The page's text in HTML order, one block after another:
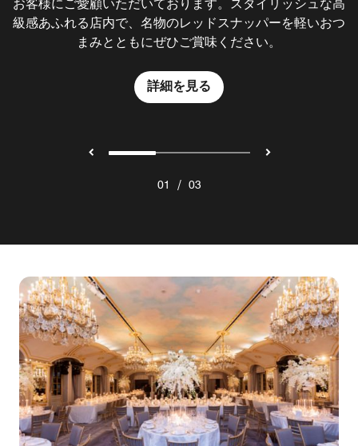
お客様にご愛顧いただいております。スタイリッシュな高
級感あふれる店内で、名物のレッドスナッパーを軽いおつ
まみとともにぜひご賞味ください。
詳細を見る
ットのソファーと贅沢なアームチェアが並ぶ快適な空間で
くつろぎのひとときを。
ィのミッドタウンでゆったりとした朝食や昼食、あるいは
アフタヌーンティーを楽しむのに最適なスポットです。
01 / 03